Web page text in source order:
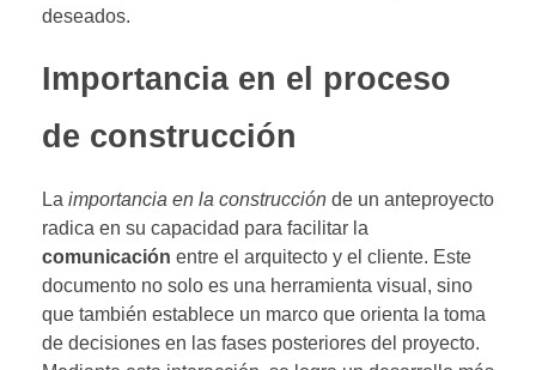
deseados.
Importancia en el proceso
de construcción
La importancia en la construcción de un anteproyecto
radica en su capacidad para facilitar la
comunicación entre el arquitecto y el cliente. Este
documento no solo es una herramienta visual, sino
que también establece un marco que orienta la toma
de decisiones en las fases posteriores del proyecto.